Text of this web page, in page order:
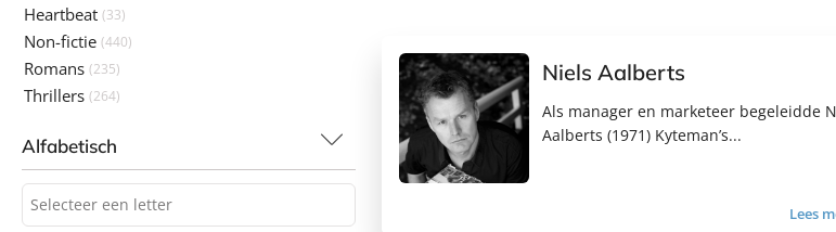
Heartbeat (33)
Non-fictie (440)
Romans (235)
Thrillers (264)
Alfabetisch
Selecteer een letter
Niels Aalberts
Als manager en marketeer begeleidde
Aalberts (1971) Kyteman’s...
Lees